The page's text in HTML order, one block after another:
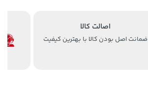
اصالت کالا
ضمانت اصل بودن کالا با بهترین کیفیت